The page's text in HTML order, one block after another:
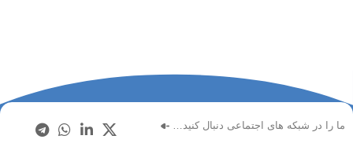
ما را در شبکه های اجتماعی دنبال کنید…